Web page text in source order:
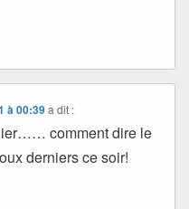
à 00:39 a dit :
comment dire le
derniers ce soir!